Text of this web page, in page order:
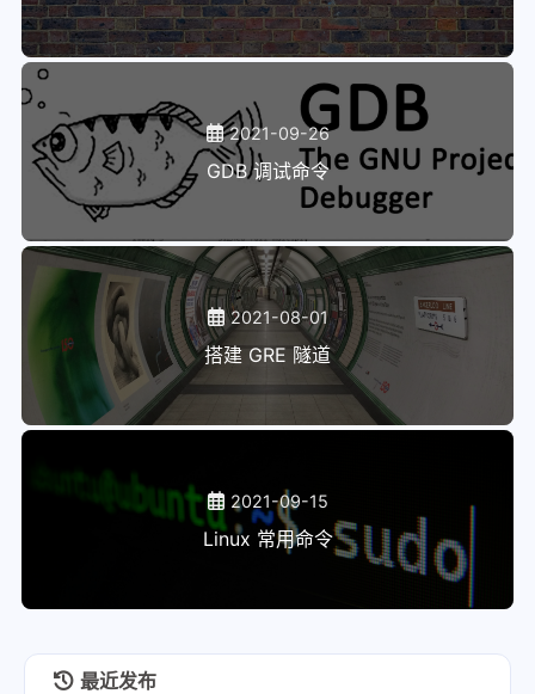
2021-09-26
GDB 调试命令
2021-08-01
搭建 GRE 隧道
2021-09-15
Linux 常用命令
最近发布